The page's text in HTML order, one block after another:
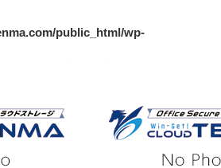
public_html/wp-